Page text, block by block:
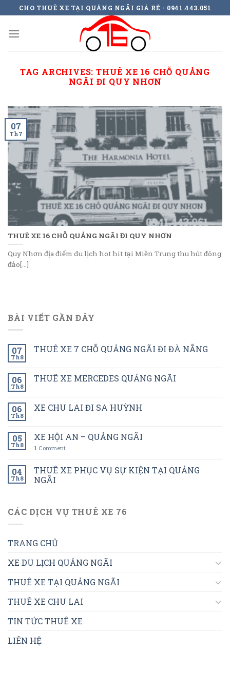
to
content
CHO THUÊ XE TẠI QUẢNG NGÃI GIÁ RẺ - 0941.443.051
TAG ARCHIVES:THUÊ XE 16 CHỖ QUẢNG
NGÃI ĐI QUY NHƠN
THUÊ XE 16 CHỖ QUẢNG NGÃI ĐI QUY NHƠN
Quy Nhơn địa điểm du lịch hot hit tại Miền Trung thu hút đông
đảo[...]
07
Th7
BÀI VIẾT GẦN ĐÂY
07
Th8
THUÊ XE 7 CHỖ QUẢNG NGÃI ĐI ĐÀ NẴNG
06
Th8
THUÊ XE MERCEDES QUẢNG NGÃI
06
Th8
XE CHU LAI ĐI SA HUỲNH
05
Th8
XE HỘI AN – QUẢNG NGÃI
1 Comment
04
Th8
THUÊ XE PHỤC VỤ SỰ KIỆN TẠI QUẢNG
NGÃI
CÁC DỊCH VỤ THUÊ XE 76
TRANG CHỦ
XE DU LỊCH QUẢNG NGÃI
THUÊ XE TẠI QUẢNG NGÃI
THUÊ XE CHU LAI
TIN TỨC THUÊ XE
LIÊN HỆ